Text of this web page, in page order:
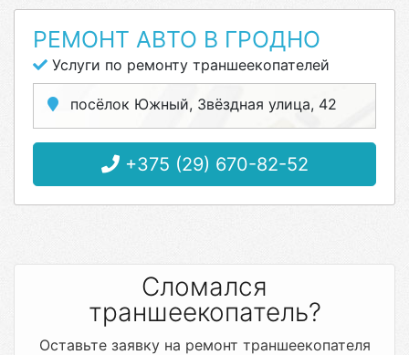
РЕМОНТ АВТО В ГРОДНО
Услуги по ремонту траншеекопателей
посёлок Южный, Звёздная улица, 42
+375 (29) 670-82-52
Сломался
траншеекопатель?
Оставьте заявку на ремонт траншеекопателя